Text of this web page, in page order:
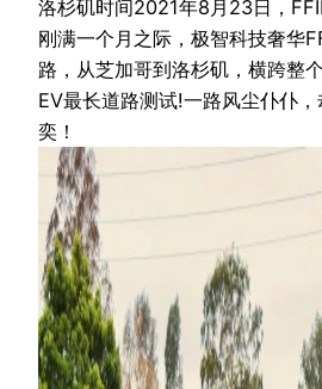
洛杉矶时间2021年8月23日，
刚满一个月之际，极智科技奢华
路，从芝加哥到洛杉矶，横跨整
EV最长道路测试!一路风尘仆仆
奕！